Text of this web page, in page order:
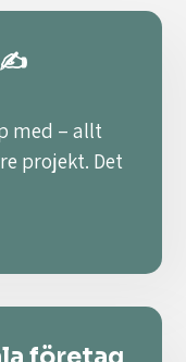
✍️
med – allt
projekt. Det